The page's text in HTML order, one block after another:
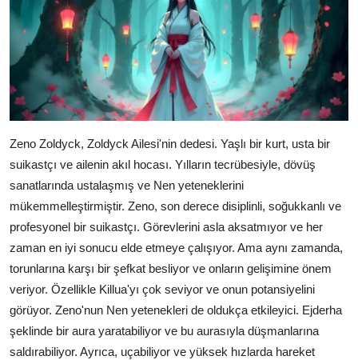
Zeno Zoldyck, Zoldyck Ailesi'nin dedesi. Yaşlı bir kurt, usta bir
suikastçı ve ailenin akıl hocası. Yılların tecrübesiyle, dövüş
sanatlarında ustalaşmış ve Nen yeteneklerini
mükemmelleştirmiştir. Zeno, son derece disiplinli, soğukkanlı ve
profesyonel bir suikastçı. Görevlerini asla aksatmıyor ve her
zaman en iyi sonucu elde etmeye çalışıyor. Ama aynı zamanda,
torunlarına karşı bir şefkat besliyor ve onların gelişimine önem
veriyor. Özellikle Killua'yı çok seviyor ve onun potansiyelini
görüyor. Zeno'nun Nen yetenekleri de oldukça etkileyici. Ejderha
şeklinde bir aura yaratabiliyor ve bu aurasıyla düşmanlarına
saldırabiliyor. Ayrıca, uçabiliyor ve yüksek hızlarda hareket